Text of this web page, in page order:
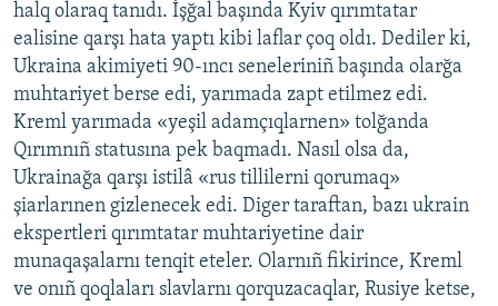
halq olaraq tanıdı. İşğal başında Kyiv qırımtatar
ealisine qarşı hata yaptı kibi laflar çoq oldı. Dediler ki,
Ukraina akimiyeti 90-ıncı seneleriniñ başında olarğa
muhtariyet berse edi, yarımada zapt etilmez edi.
Kreml yarımada «yeşil adamçıqlarnen» tolğanda
Qırımnıñ statusına pek baqmadı. Nasıl olsa da,
Ukrainağa qarşı istilâ «rus tillilerni qorumaq»
şiarlarınen gizlenecek edi. Diger taraftan, bazı ukrain
ekspertleri qırımtatar muhtariyetine dair
munaqaşalarnı tenqit eteler. Olarnıñ fikirince, Kreml
ve onıñ qoqlaları slavlarnı qorquzacaqlar, Rusiye ketse,